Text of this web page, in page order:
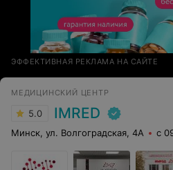
ЭФФЕКТИВНАЯ РЕКЛАМА НА САЙТЕ
МЕДИЦИНСКИЙ ЦЕНТР
5.0 IMRED
Минск, ул. Волгоградская, 4А с